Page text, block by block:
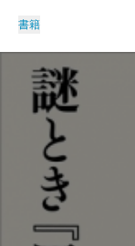
書籍